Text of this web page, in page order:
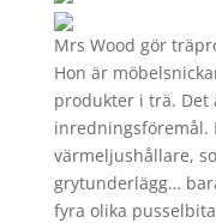
Mrs Wood gör
Hon är
produkter i trä.
inredningsföremål.
värmeljushållare,
grytunderlägg…
fyra olika